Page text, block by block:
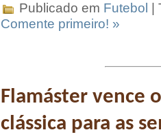
Publicado em Futebol
|
Comente primeiro! »
Flamáster vence
clássica para as